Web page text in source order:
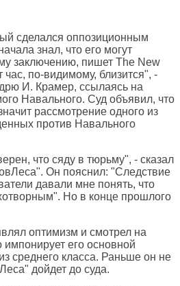
сделался оппозиционным
знал, что его могут
заключению, пишет The New
час, по-видимому, близится", -
И. Крамер, ссылаясь на
Навального. Суд объявил, что
рассмотрение одного из
против Навального
что сяду в тюрьму", - сказал
Он пояснил: "Следствие
давали мне понять, что
Но в конце прошлого
оптимизм и смотрел на
его основной
среднего класса. Раньше он не
дойдет до суда.